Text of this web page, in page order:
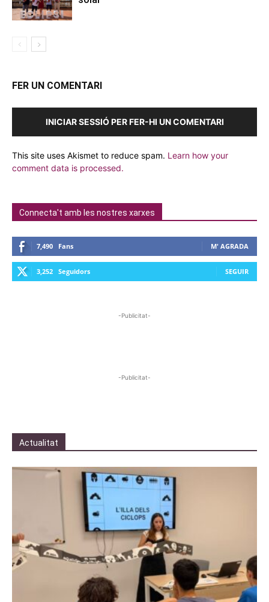
FER UN COMENTARI
INICIAR SESSIÓ PER FER-HI UN COMENTARI
This site uses Akismet to reduce spam. Learn how your
comment data is processed.
Connecta't amb les nostres xarxes
7,490 Fans M' AGRADA
3,252 Seguidors SEGUIR
-Publicitat-
-Publicitat-
Actualitat